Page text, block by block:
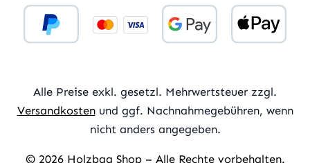
Alle Preise exkl. gesetzl. Mehrwertsteuer zzgl.
Versandkostenund ggf. Nachnahmegebühren, wenn
nicht anders angegeben.
© 2026 Holzbag Shop – Alle Rechte vorbehalten.